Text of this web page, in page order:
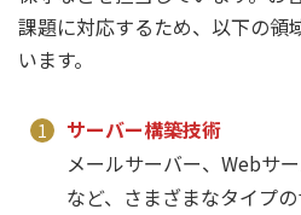
課題に対応するため、以下の領
います。
サーバー構築技術
メールサーバー、Webサ
など、さまざまなタイプ